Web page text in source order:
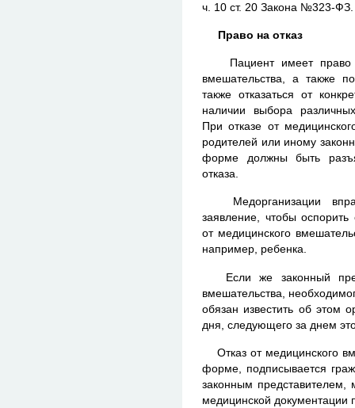
ч. 10 ст. 20 Закона №323-ФЗ.
Право на отказ
Пациент имеет право
вмешательства, а также
также отказаться от
наличии выбора
При отказе от
родителей или иному
форме должны быть
отказа.
Медорганизации
заявление, чтобы оспорить
от медицинского
например, ребенка.
Если же законный
вмешательства,
обязан известить об этом
дня, следующего за днем
Отказ от медицинского
форме, подписывается
законным представителем,
медицинской документации